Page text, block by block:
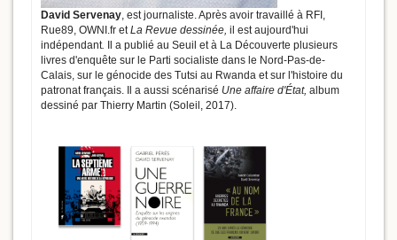
David Servenay, est journaliste. Après avoir travaillé à RFI,
Rue89, OWNI.fr etLa Revue dessinée, il est aujourd'hui
indépendant.
Il a publié au Seuil et à La Découverte plusieurs
livres d'enquête sur le Parti socialiste dans le Nord-Pas-de-
Calais, sur le génocide des Tutsi au Rwanda et sur l'histoire du
patronat français. Il a aussi scénarisé Une affaire d'État, album
dessiné par Thierry Martin (Soleil, 2017).